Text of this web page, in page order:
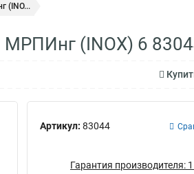
(INO...
МРПИнг (INOX) 6
Артикул: 83044
Гарантия производителя: